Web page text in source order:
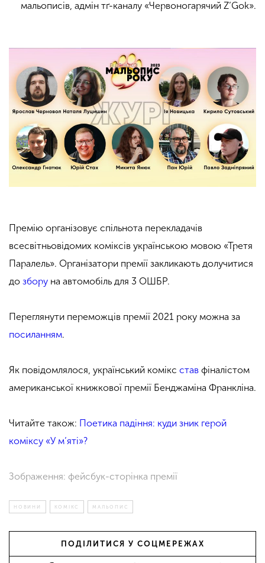
мальописів, адмін тґ-каналу «Червоногарячий Z’Gok».
Премію організовує спільнота перекладачів
всесвітньовідомих коміксів українською мовою «Третя
Паралель». Організатори премії закликають долучитися
до збору на автомобіль для 3 ОШБР.
Переглянути переможців премії 2021 року можна за
посиланням.
Як повідомлялося, український комікс став фіналістом
американської книжкової премії Бенджаміна Франкліна.
Читайте також: Поетика падіння: куди зник герой
коміксу «У м’яті»?
Зображення: фейсбук-сторінка премії
НОВИНИ КОМІКС МАЛЬОПИС
ПОДІЛИТИСЯ У СОЦМЕРЕЖАХ